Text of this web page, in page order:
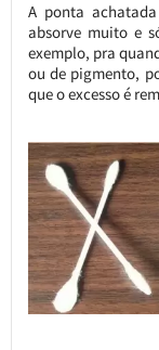
A ponta
absorve muito e
exemplo, pra
ou de pigmento,
que o excesso é